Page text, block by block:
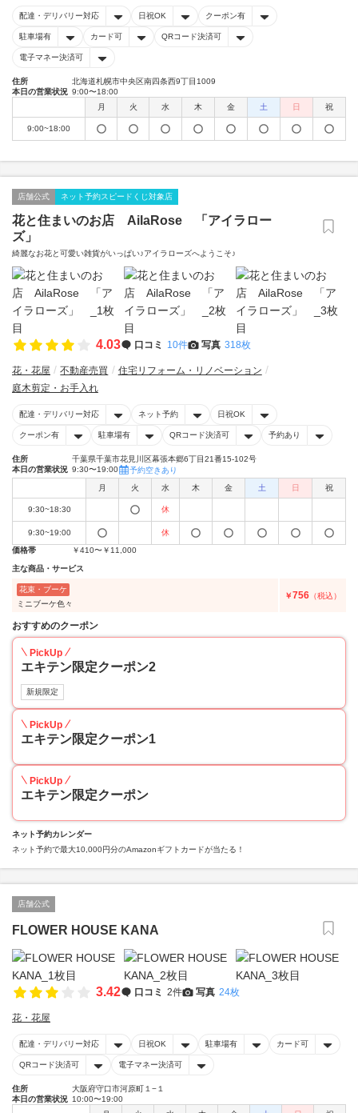
配達・デリバリー対応 日祝OK クーポン有
駐車場有 カード可 QRコード決済可
電子マネー決済可
住所
北海道札幌市中央区南四条西9丁目1009
本日の営業状況 9:00〜18:00
月
火 水 木 金 土 日 祝
9:00~18:00
店舗公式 ネット予約スピードくじ対象店
花と住まいのお店 AilaRose 「アイラロー
ズ」
綺麗なお花と可愛い雑貨がいっぱい♪アイラローズへようこそ♪
4.03 口コミ 10件 写真 318枚
花・花屋 不動産売買
住宅リフォーム・リノベーション
庭木剪定・お手入れ
配達・デリバリー対応 ネット予約 日祝OK
クーポン有 駐車場有 QRコード決済可 予約あり
住所
千葉県千葉市花見川区幕張本郷6丁目21番15-102号
本日の営業状況 9:30〜19:00 予約空きあり
月 火 水 木 金 土 日 祝
9:30~18:30 休
9:30~19:00
休
価格帯
￥410〜￥11,000
主な商品・サービス
花束・ブーケ
ミニブーケ色々
￥756 （税込）
おすすめのクーポン
PickUp
エキテン限定クーポン2
新規限定
PickUp
エキテン限定クーポン1
PickUp
エキテン限定クーポン
ネット予約カレンダー
ネット予約で最大10,000円分のAmazonギフトカードが当たる！
店舗公式
FLOWER HOUSE KANA
3.42 口コミ 2件 写真 24枚
花・花屋
配達・デリバリー対応 日祝OK 駐車場有 カード可
QRコード決済可 電子マネー決済可
住所
大阪府守口市河原町１−１
本日の営業状況 10:00〜19:00